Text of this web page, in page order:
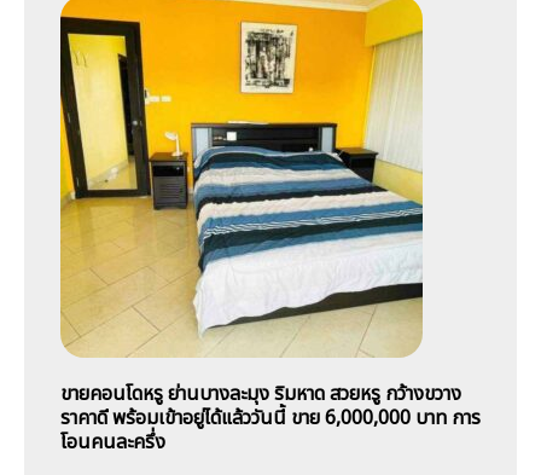
ขายคอนโดหรู ย่านบางละมุง ริมหาด สวยหรู กว้างขวาง
ราคาดี พร้อมเข้าอยู่ได้แล้ววันนี้ ขาย 6,000,000 บาท การ
โอนคนละครึ่ง